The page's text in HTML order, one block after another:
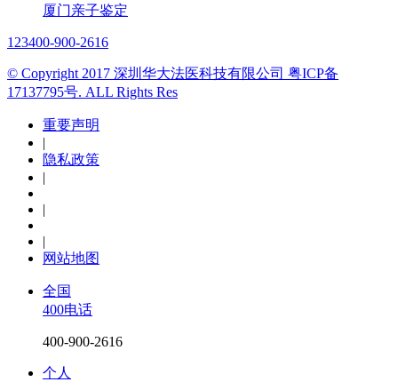
厦门亲子鉴定
123400-900-2616
© Copyright 2017 深圳华大法医科技有限公司 粤ICP备
17137795号. ALL Rights Res
重要声明
|
隐私政策
|
|
|
网站地图
全国
400电话
400-900-2616
个人